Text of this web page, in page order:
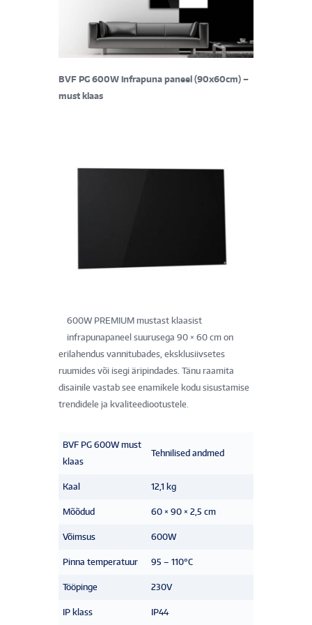
BVF PG 600W infrapuna paneel (90x60cm) –
must klaas
600W PREMIUM mustast klaasist
infrapunapaneel suurusega 90 × 60 cm on
erilahendus vannitubades, eksklusiivsetes
ruumides või isegi äripindades. Tänu raamita
disainile vastab see enamikele kodu sisustamise
trendidele ja kvaliteediootustele.
BVF PG 600W must
klaas
Tehnilised andmed
Kaal 12,1 kg
Mõõdud 60 × 90 × 2,5 cm
Võimsus 600W
Pinna temperatuur 95 – 110°C
Tööpinge 230V
IP klass IP44